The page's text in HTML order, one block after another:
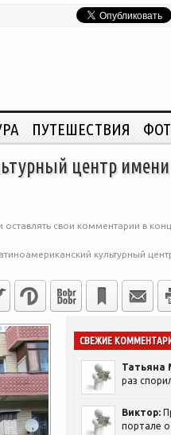
ПУТЕШЕСТВИЯ
центр
оставлять свои комментарии в
культурный
СВЕЖИЕ
Татьяна
раз
Виктор:
портале